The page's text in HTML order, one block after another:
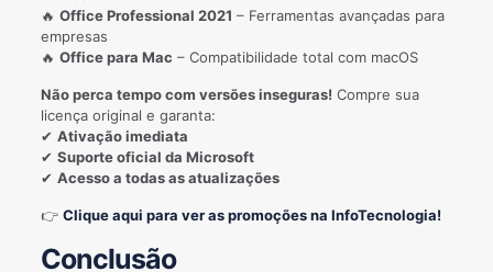
🔥 Office Professional 2021 – Ferramentas avançadas para
empresas
🔥 Office para Mac – Compatibilidade total com macOS
Não perca tempo com versões inseguras! Compre sua
licença original e garanta:
✔ Ativação imediata
✔ Suporte oficial da Microsoft
✔ Acesso a todas as atualizações
👉 Clique aqui para ver as promoções na InfoTecnologia!
Conclusão